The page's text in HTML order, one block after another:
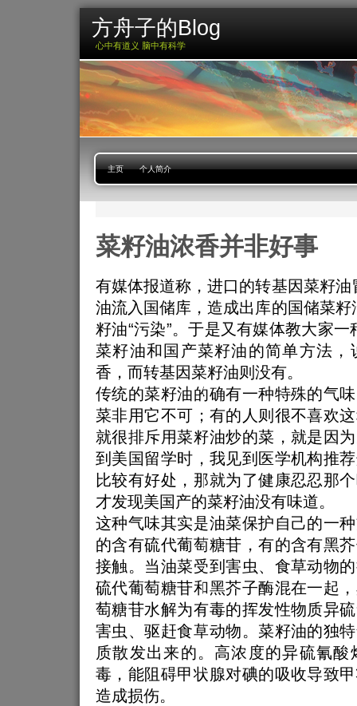
方舟子的Blog
心中有道义 脑中有科学
主页 个人简介
菜籽油浓香并非好事
有媒体报道称，进口的转基因菜籽油
油流入国储库，造成出库的国储菜籽
籽油“污染”。于是又有媒体教大家一
菜籽油和国产菜籽油的简单方法，
香，而转基因菜籽油则没有。
传统的菜籽油的确有一种特殊的气
菜非用它不可；有的人则很不喜欢
就很排斥用菜籽油炒的菜，就是因
到美国留学时，我见到医学机构推
比较有好处，那就为了健康忍忍那
才发现美国产的菜籽油没有味道。
这种气味其实是油菜保护自己的一
的含有硫代葡萄糖苷，有的含有黑
接触。当油菜受到害虫、食草动物
硫代葡萄糖苷和黑芥子酶混在一起
萄糖苷水解为有毒的挥发性物质异
害虫、驱赶食草动物。菜籽油的独
质散发出来的。高浓度的异硫氰
毒，能阻碍甲状腺对碘的吸收导致
造成损伤。